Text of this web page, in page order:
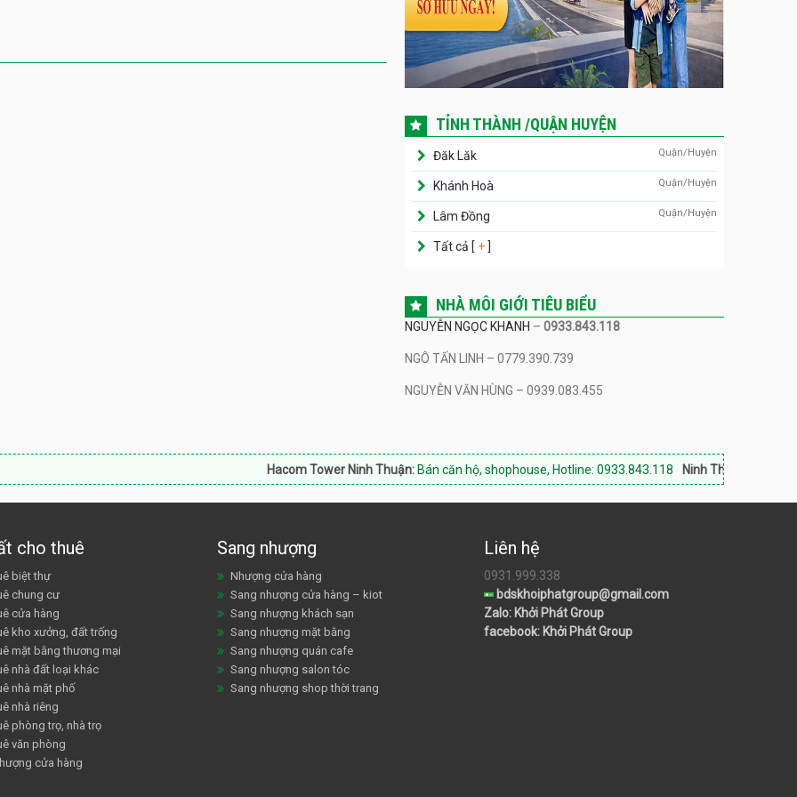
TỈNH THÀNH /QUẬN HUYỆN
Đăk Lăk Quận/Huyện
Khánh Hoà Quận/Huyện
Lâm Đồng Quận/Huyện
Tất cả [ +]
NHÀ MÔI GIỚI TIÊU BIỂU
NGUYỄN NGỌC KHANH –0933.843.118
NGÔ TẤN LINH – 0779.390.739
NGUYỄN VĂN HÙNG – 0939.083.455
Hacom Tower Ninh Thuận:Bán căn hộ, shophouse, Hotline: 0933.843.118 Ninh Thuận Land:Chuyên bất
cho thuê
biệt thự
chung cư
cửa hàng
kho xưởng, đất trống
mặt bằng thương mại
nhà đất loại khác
nhà mặt phố
nhà riêng
phòng trọ, nhà trọ
văn phòng
cửa hàng
Sang nhượng
Nhượng cửa hàng
Sang nhượng cửa hàng – kiot
Sang nhượng khách sạn
Sang nhượng mặt bằng
Sang nhượng quán cafe
Sang nhượng salon tóc
Sang nhượng shop thời trang
Liên hệ
0931.999.338
bdskhoiphatgroup@gmail.com
Zalo: Khởi Phát Group
facebook: Khởi Phát Group